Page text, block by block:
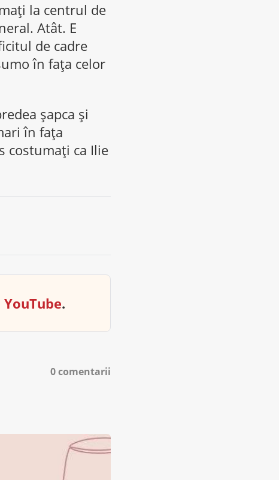
la centrul de
Atât. E
de cadre
în faţa celor
şapca şi
în faţa
costumaţi ca Ilie
YouTube.
0 comentarii